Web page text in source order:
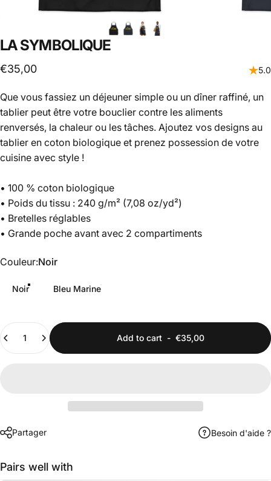
LASYMBOLIQUE
€35,00 5.0
Que vous fassiez un déjeuner simple ou un dîner raffiné, un
tablier peut être votre bouclier contre les aliments
renversés, la chaleur ou les tâches. Ajoutez vos designs au
tablier en coton biologique et prenez possession de votre
cuisine avec style !
• 100 % coton biologique
• Poids du tissu : 240 g/m² (7,08 oz/yd²)
• Bretelles réglables
• Grande poche avant avec 2 compartiments
Couleur
Couleur:Noir
Noir Bleu Marine
Quantity
Add to cart- €35,00
Partager Besoin d'aide ?
Pairs well with